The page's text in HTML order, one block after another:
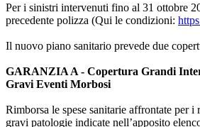
Per i sinistri intervenuti fino al 31 ottobre
precedente polizza (Qui le condizioni:
Il nuovo piano sanitario prevede due
GARANZIA A - Copertura Grandi
Gravi Eventi Morbosi
Rimborsa le spese sanitarie affrontate per i
gravi patologie indicate nell’apposito